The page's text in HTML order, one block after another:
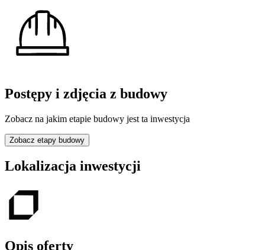
Postępy i zdjęcia z budowy
Zobacz na jakim etapie budowy jest ta inwestycja
Zobacz etapy budowy
Lokalizacja inwestycji
Opis oferty